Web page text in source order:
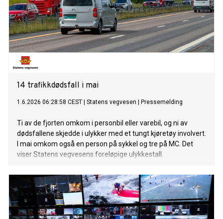
14 trafikkdødsfall i mai
1.6.2026 06:28:58 CEST Statens vegvesen Pressemelding
Ti av de fjorten omkom i personbil eller varebil, og ni av
dødsfallene skjedde i ulykker med et tungt kjøretøy involvert.
I mai omkom også en person på sykkel og tre på MC. Det
viser Statens vegvesens foreløpige ulykkestall.